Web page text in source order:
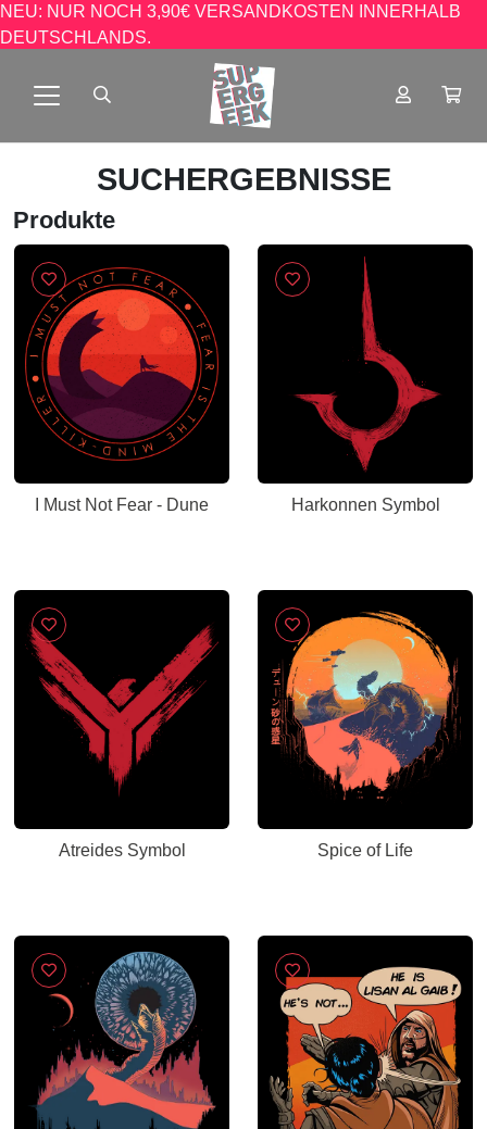
NEU: NUR NOCH 3,90€ VERSANDKOSTEN INNERHALB
DEUTSCHLANDS.
SUCHERGEBNISSE
Produkte
I Must Not Fear - Dune Harkonnen Symbol
Atreides Symbol Spice of Life